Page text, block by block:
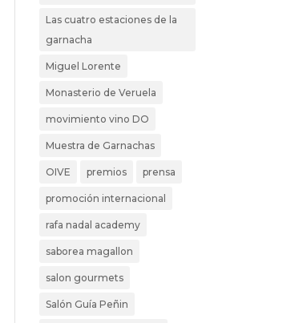
Las cuatro estaciones de la
garnacha
Miguel Lorente
Monasterio de Veruela
movimiento vino DO
Muestra de Garnachas
OIVE premios prensa
promoción internacional
rafa nadal academy
saborea magallon
salon gourmets
Salón Guía Peñin